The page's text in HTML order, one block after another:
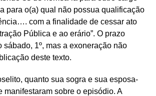
para o(a) qual não possua qualificação
com a finalidade de cessar ato
Pública e ao erário”. O prazo
sábado, 1º, mas a exoneração não
deste texto.
quanto sua sogra e sua esposa-
manifestaram sobre o episódio. A